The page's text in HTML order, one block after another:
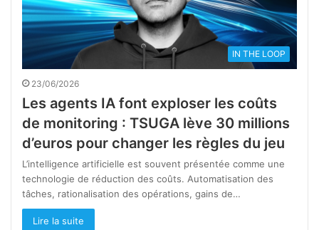
IN THE LOOP
23/06/2026
Les agents IA font exploser les coûts
de monitoring : TSUGA lève 30 millions
d’euros pour changer les règles du jeu
L’intelligence artificielle est souvent présentée comme une
technologie de réduction des coûts. Automatisation des
tâches, rationalisation des opérations, gains de…
Lire la suite